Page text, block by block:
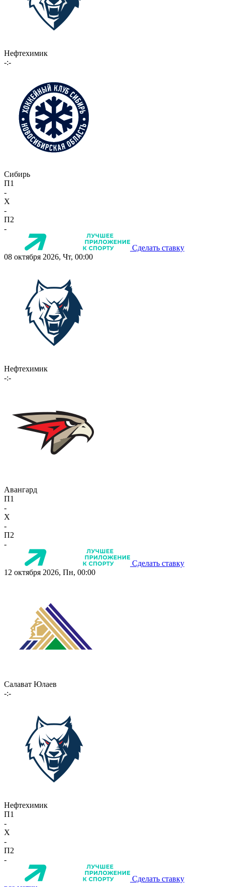
Нефтехимик
-:-
Сибирь
П1
-
X
-
П2
-
Сделать ставку
08 октября 2026, Чт, 00:00
Нефтехимик
-:-
Авангард
П1
-
X
-
П2
-
Сделать ставку
12 октября 2026, Пн, 00:00
Салават Юлаев
-:-
Нефтехимик
П1
-
X
-
П2
-
Сделать ставку